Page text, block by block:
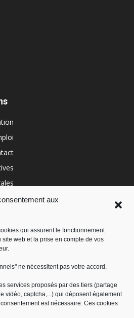
aux
qui assurent le fonctionnement
web et la prise en compte de vos
ne nécessitent pas votre accord.
services proposés par des tiers (partage
vidéo, captcha,...) qui déposent également
est nécessaire. Ces cookies